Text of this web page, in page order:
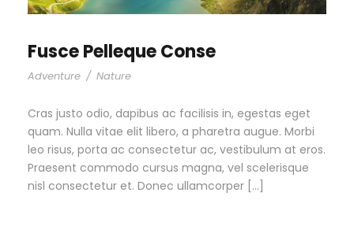
Fusce Pelleque Conse
Adventure / Nature
Cras justo odio, dapibus ac facilisis in, egestas eget
quam. Nulla vitae elit libero, a pharetra augue. Morbi
leo risus, porta ac consectetur ac, vestibulum at eros.
Praesent commodo cursus magna, vel scelerisque
nisl consectetur et. Donec ullamcorper […]